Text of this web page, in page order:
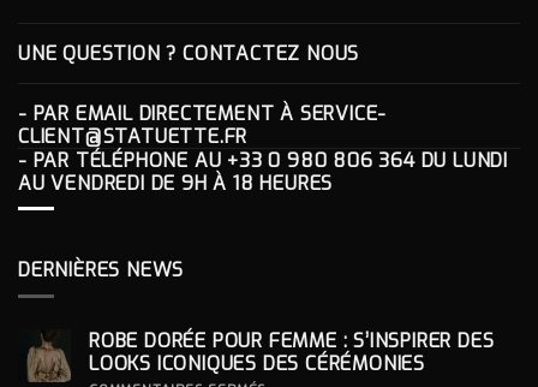
UNE QUESTION ? CONTACTEZ NOUS
- PAR EMAIL DIRECTEMENT À SERVICE-
CLIENT@STATUETTE.FR
- PAR TÉLÉPHONE AU +33 0 980 806 364DU LUNDI
AU VENDREDI DE 9H À 18 HEURES
DERNIÈRES NEWS
ROBE DORÉE POUR FEMME : S’INSPIRER DES
LOOKS ICONIQUES DES CÉRÉMONIES